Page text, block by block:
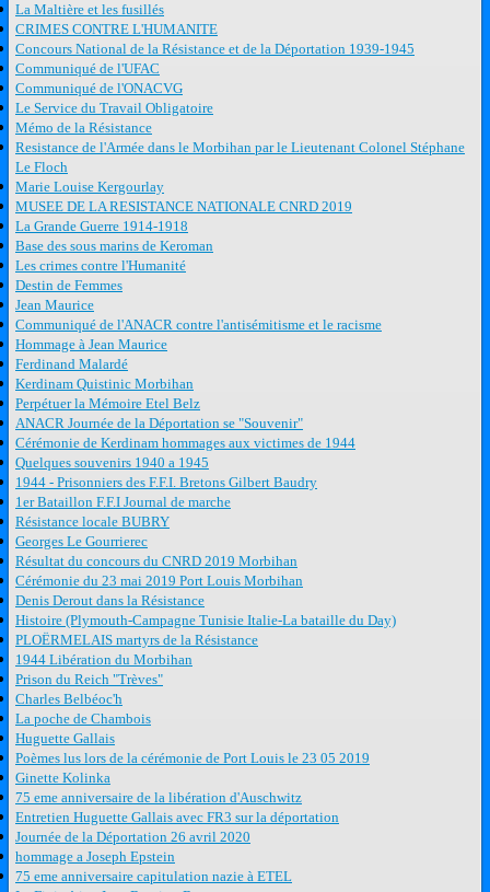
La Maltière et les fusillés
CRIMES CONTRE L'HUMANITE
Concours National de la Résistance et de la Déportation 1939-1945
Communiqué de l'UFAC
Communiqué de l'ONACVG
Le Service du Travail Obligatoire
Mémo de la Résistance
Resistance de l'Armée dans le Morbihan par le Lieutenant Colonel Stéphane
Le Floch
Marie Louise Kergourlay
MUSEE DE LA RESISTANCE NATIONALE CNRD 2019
La Grande Guerre 1914-1918
Base des sous marins de Keroman
Les crimes contre l'Humanité
Destin de Femmes
Jean Maurice
Communiqué de l'ANACR contre l'antisémitisme et le racisme
Hommage à Jean Maurice
Ferdinand Malardé
Kerdinam Quistinic Morbihan
Perpétuer la Mémoire Etel Belz
ANACR Journée de la Déportation se "Souvenir"
Cérémonie de Kerdinam hommages aux victimes de 1944
Quelques souvenirs 1940 a 1945
1944 - Prisonniers des F.F.I. Bretons Gilbert Baudry
1er Bataillon F.F.I Journal de marche
Résistance locale BUBRY
Georges Le Gourrierec
Résultat du concours du CNRD 2019 Morbihan
Cérémonie du 23 mai 2019 Port Louis Morbihan
Denis Derout dans la Résistance
Histoire (Plymouth-Campagne Tunisie Italie-La bataille du Day)
PLOËRMELAIS martyrs de la Résistance
1944 Libération du Morbihan
Prison du Reich "Trèves"
Charles Belbéoc'h
La poche de Chambois
Huguette Gallais
Poèmes lus lors de la cérémonie de Port Louis le 23 05 2019
Ginette Kolinka
75 eme anniversaire de la libération d'Auschwitz
Entretien Huguette Gallais avec FR3 sur la déportation
Journée de la Déportation 26 avril 2020
hommage a Joseph Epstein
75 eme anniversaire capitulation nazie à ETEL